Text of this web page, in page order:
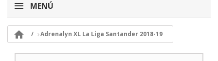
MENÚ
 Adrenalyn XL La Liga Santander 2018-19